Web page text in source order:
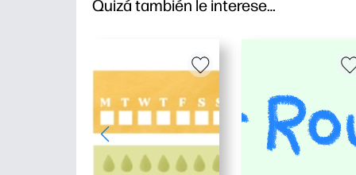
Quizá también le interese…